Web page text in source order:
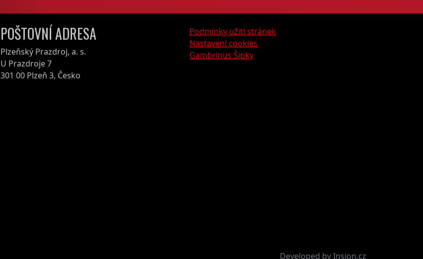
POŠTOVNÍ ADRESA
Plzeňský Prazdroj, a. s.
U Prazdroje 7
301 00 Plzeň 3, Česko
Podmínky užití stránek
Nastavení cookies
Gambrinus Šipky
Developed by Insion.cz